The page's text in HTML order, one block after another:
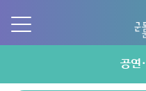
공연